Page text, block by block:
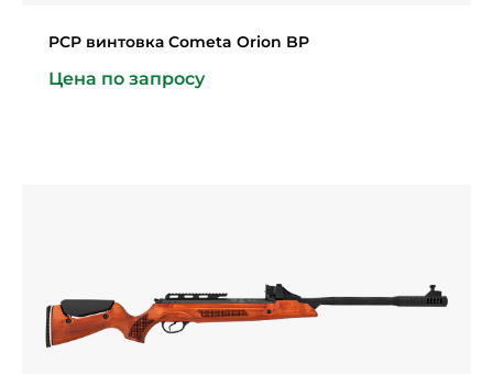
PCP винтовка Cometa Orion BP
Цена по запросу